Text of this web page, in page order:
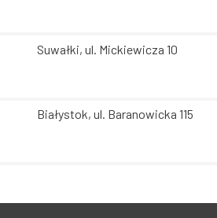
Suwałki, ul. Mickiewicza 10
Białystok, ul. Baranowicka 115